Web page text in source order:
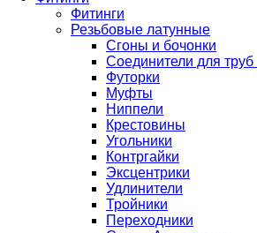
Фитинги
Резьбовые латунные
Сгоны и бочонки
Соединители для
Футорки
Муфты
Ниппели
Крестовины
Угольники
Контргайки
Эксцентрики
Удлинители
Тройники
Переходники